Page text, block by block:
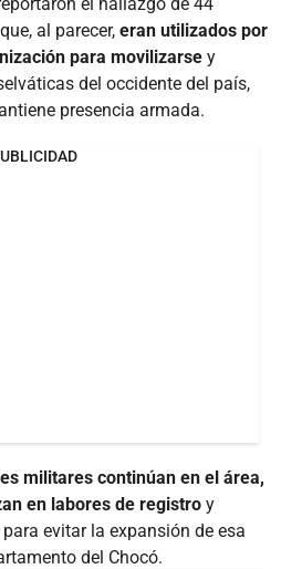
al parecer, eran utilizados por
para movilizarse y
del occidente del país,
presencia armada.
militares continúan en el área,
en labores de registro y
evitar la expansión de esa
del Chocó.